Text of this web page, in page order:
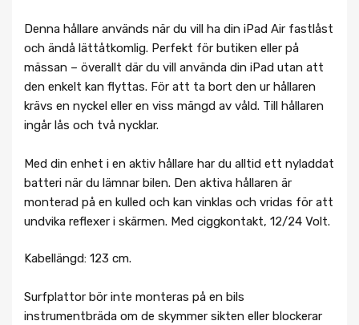
Denna hållare används när du vill ha din iPad Air fastlåst
och ändå lättåtkomlig. Perfekt för butiken eller på
mässan – överallt där du vill använda din iPad utan att
den enkelt kan flyttas. För att ta bort den ur hållaren
krävs en nyckel eller en viss mängd av våld. Till hållaren
ingår lås och två nycklar.
Med din enhet i en aktiv hållare har du alltid ett nyladdat
batteri när du lämnar bilen. Den aktiva hållaren är
monterad på en kulled och kan vinklas och vridas för att
undvika reflexer i skärmen. Med ciggkontakt, 12/24 Volt.
Kabellängd: 123 cm.
Surfplattor bör inte monteras på en bils
instrumentbräda om de skymmer sikten eller blockerar